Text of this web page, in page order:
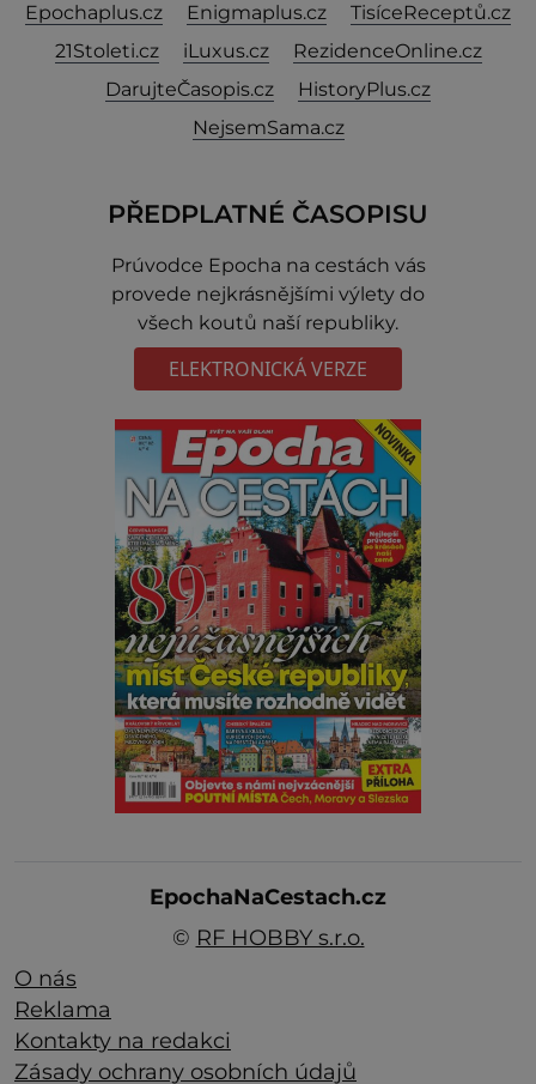
Epochaplus.cz
Enigmaplus.cz
TisíceReceptů.cz
21Stoleti.cz
iLuxus.cz
RezidenceOnline.cz
DarujteČasopis.cz
HistoryPlus.cz
NejsemSama.cz
PŘEDPLATNÉ ČASOPISU
Prúvodce Epocha na cestách vás
provede nejkrásnějšími výlety do
všech koutů naší republiky.
ELEKTRONICKÁ VERZE
EpochaNaCestach.cz
© RF HOBBY s.r.o.
O nás
Reklama
Kontakty na redakci
Zásady ochrany osobních údajů